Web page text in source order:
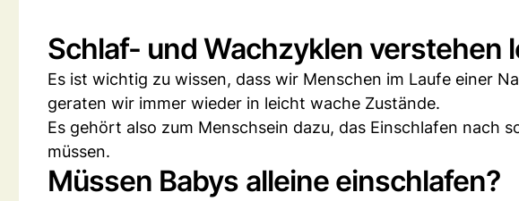
Schlaf- und Wachzyklen verstehen
Es ist wichtig zu wissen, dass wir Menschen im Laufe einer
geraten wir immer wieder in leicht wache Zustände.
Es gehört also zum Menschsein dazu, das Einschlafen nach
müssen.
Müssen Babys alleine einschlafen?